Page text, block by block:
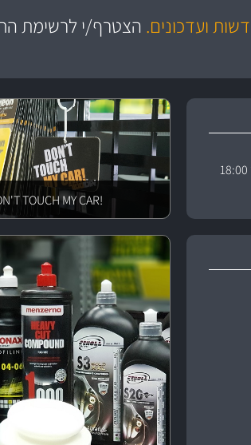
מחלקת המסננים שלנו עשירה וכוללת מסננים מקוריים ומסננים של MANN ו- MAHLE
בקרו במחלקת מוצרי
ושירות מצויין ועדכונים. הצטרף/י לרשימת
!DON'T TOUCH MY CAR